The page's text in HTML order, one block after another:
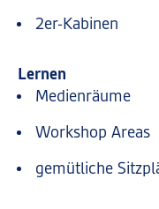
2er-Kabinen
Lernen
Medienräume
Workshop Areas
gemütliche